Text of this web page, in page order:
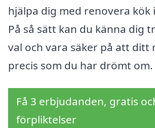
hjälpa dig med renovera kök
På så sätt kan du känna dig
val och vara säker på att ditt
precis som du har drömt om.
Få 3 erbjudanden, gratis
förpliktelser